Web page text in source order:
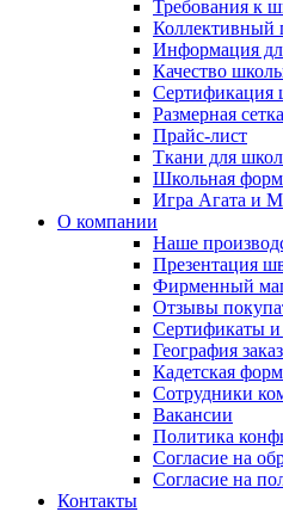
Требования к
Коллективный
Информация
Качество
Сертификация
Размерная сетка
Прайс-лист
Ткани для
Школьная
Игра Агата и
О компании
Наше
Презентация
Фирменный
Отзывы
Сертификаты
География
Кадетская
Сотрудники
Вакансии
Политика
Согласие на
Согласие на
Контакты